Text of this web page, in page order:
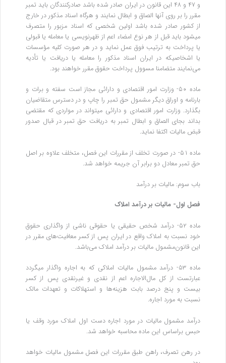
و ۴۷ و ۴۸ این قانون در ایران صادر شده باشد صادرکنندگان باید تمبر
مقرر ‌را بر روی آنها الصاق و ابطال نمایند و هرگاه اسناد مذکور در خارج
از کشور صادر شده باشد اولین شخصی که اسناد مزبور را متصرف
میشود باید قبل ‌از هر نوع امضاء اعم از ظهرنویسی یا معامله یا قبولی
یا پرداخت به ترتیب فوق عمل نماید و در هر صورت کلیه مؤسسات
یا اشخاصیکه در ایران اسناد ‌مذکور را معامله یا دریافت یا تأدیه
می‌نمایند متضامنا مسوول پرداخت حقوق مقرر خواهند بود.
ماده ۵۰- وزارت امور اقتصادی و دارائی مجاز است سفته و برات و
بارنامه و اوراق دیگر مشمول حق تمبر را چاپ و در دسترس متقاضیان
‌بگذارد. وزارت امور اقتصادی و دارائی میتواند در مواردی که مقتضی
بداند بجای الصاق و ابطال تمبر به دریافت حق تمبر در قبال صدور
قبض مالیات‌ اکتفا نماید.
ماده ۵۱- در صورت تخلف از مقررات این فصل، متخلف علاوه بر اصل
حق تمبر معادل دو برابر آن جریمه خواهد شد.
‌باب سوم: مالیات بر درآمد
فصل اول- مالیات بر درآمد املاک
‌ماده ۵۲- درآمد شخص حقیقی یا حقوقی ناشی از واگذاری حقوق
خود نسبت به املاک واقع در ایران پس از کسر معافیت‌های مقرر در
این قانون‌مشمول مالیات بر درآمد املاک می‌باشد.
ماده ۵۳- درآمد مشمول مالیات املاکی که به اجاره واگذار میگردد
عبارتست از کل مال‌الاجاره اعم از نقدی و غیرنقدی پس از کسر
بیست و پنج ‌درصد بابت هزینه‌ها و استهلاکات و تعهدات مالک
نسبت به مورد اجاره.
درآمد مشمول مالیات در مورد اجاره دست اول املاک مورد وقف یا
حبس براساس این ماده محاسبه خواهد شد.
در رهن تصرف، راهن طبق مقررات این فصل مشمول مالیات خواهد